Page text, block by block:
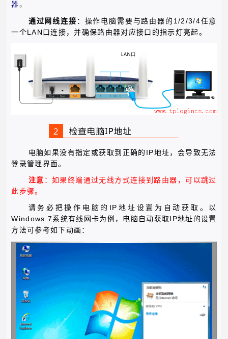
器 。
通过网线连接 ：操作电脑需要与路由器的 1/2/3/4任意
一个LAN 口连接，并确保路由器对应接口的指示灯亮起。
电脑如果没有指定或获取到正确的 IP地址，会导致无法
登录管理界面。
注意 ：如果终端通过无线方式连接到路由器，可以跳过
此步骤。
请务必把操作电脑的 IP 地址设置为自动获取。以
Windows 7 系统有线网卡为例，电脑自动获取 IP地址的设置
方法可参考如下动画：